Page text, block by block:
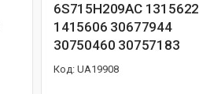
6S715H209AC 1315622
1415606 30677944
30750460 30757183
UA19908